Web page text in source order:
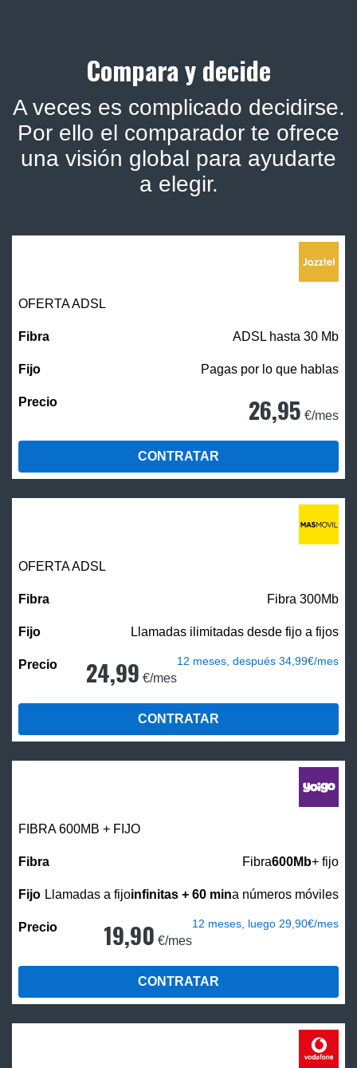
Compara y decide
A veces es complicado decidirse.
Por ello el comparador te ofrece
una visión global para ayudarte
a elegir.
OFERTA ADSL
ADSL hasta 30 Mb
Pagas por lo que hablas
26,95 €/mes
CONTRATAR
OFERTA ADSL
Fibra 300Mb
Llamadas ilimitadas desde fijo a fijos
24,99 €/mes
12 meses, después 34,99€/mes
CONTRATAR
FIBRA 600MB + FIJO
Fibra600Mb+ fijo
Llamadas a fijoinfinitas + 60 mina números móviles
19,90 €/mes
12 meses, luego 29,90€/mes
CONTRATAR